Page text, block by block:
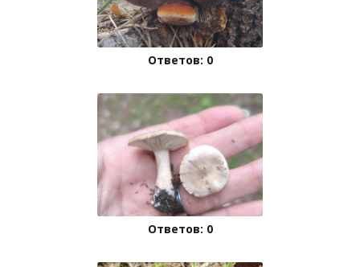
Ответов: 0
Ответов: 0